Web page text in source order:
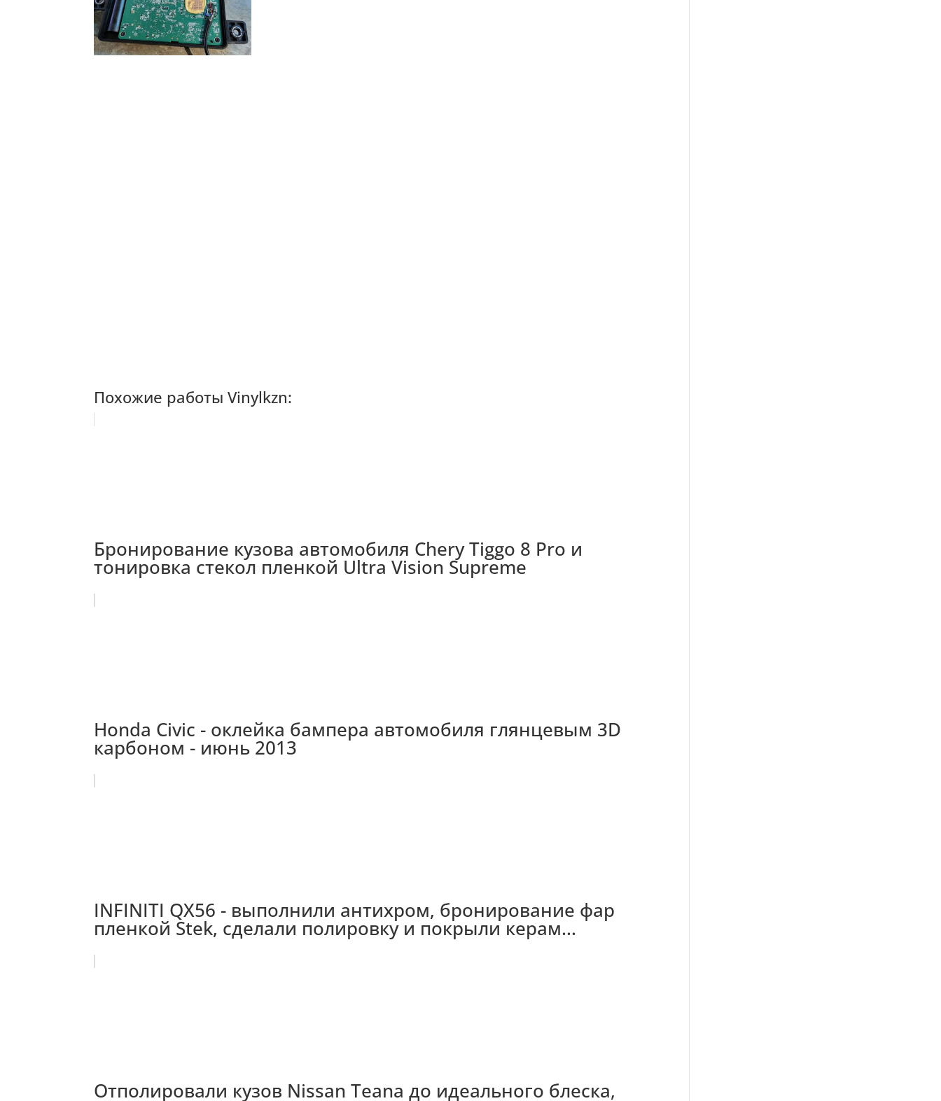
Похожие работы Vinylkzn:
Бронирование кузова автомобиля Chery Tiggo 8 Pro и
тонировка стекол пленкой Ultra Vision Supreme
Honda Civiс - оклейка бампера автомобиля глянцевым 3D
карбоном - июнь 2013
INFINITI QX56 - выполнили антихром, бронирование фар
пленкой Stek, сделали полировку и покрыли керам...
Отполировали кузов Nissan Teana до идеального блеска,